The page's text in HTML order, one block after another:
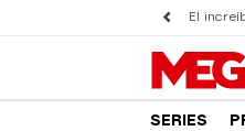
El
SERIES